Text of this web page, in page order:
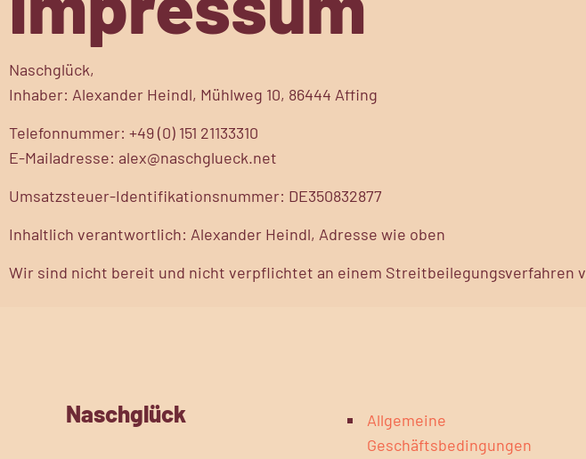
Naschglück,
Inhaber: Alexander Heindl, Mühlweg 10, 86444 Affing
Telefonnummer: +49 (0) 151 21133310
E-Mailadresse: alex@naschglueck.net
Umsatzsteuer-Identifikationsnummer: DE350832877
Inhaltlich verantwortlich: Alexander Heindl, Adresse wie oben
Wir sind nicht bereit und nicht verpflichtet an einem Streitbeilegungsverfahren
Naschglück
Allgemeine
Geschäftsbedingungen